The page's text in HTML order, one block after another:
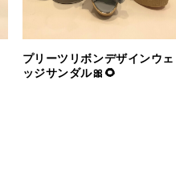
プリーツリボンデザインウェ
ッジサンダル🎀🌻